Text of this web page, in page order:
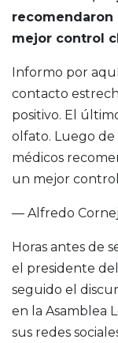
recomendaron
mejor control
Informo por
contacto
positivo. El
olfato. Luego de
médicos
un mejor
— Alfredo
Horas antes de
el presidente
seguido el
en la Asamblea
sus redes